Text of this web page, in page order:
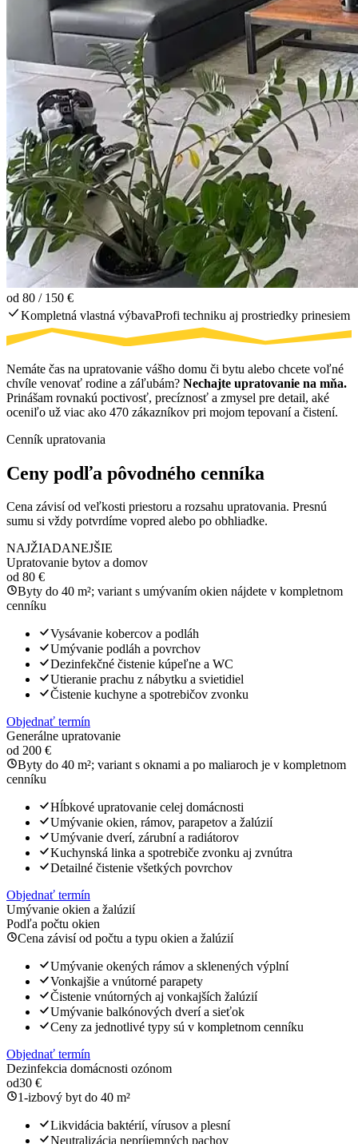
od 80 / 150 €
Kompletná vlastná výbavaProfi techniku aj prostriedky prinesiem
Nemáte čas na upratovanie vášho domu či bytu alebo chcete voľné
chvíle venovať rodine a záľubám? Nechajte upratovanie na mňa.
Prinášam rovnakú poctivosť, precíznosť a zmysel pre detail, aké
oceniľo už viac ako 470 zákazníkov pri mojom tepovaní a čistení.
Cenník upratovania
Ceny podľa pôvodného cenníka
Cena závisí od veľkosti priestoru a rozsahu upratovania. Presnú
sumu si vždy potvrdíme vopred alebo po obhliadke.
NAJŽIADANEJŠIE
Upratovanie bytov a domov
od 80 €
Byty do 40 m²; variant s umývaním okien nájdete v kompletnom
cenníku
Vysávanie kobercov a podláh
Umývanie podláh a povrchov
Dezinfekčné čistenie kúpeľne a WC
Utieranie prachu z nábytku a svietidiel
Čistenie kuchyne a spotrebičov zvonku
Objednať termín
Generálne upratovanie
od 200 €
Byty do 40 m²; variant s oknami a po maliaroch je v kompletnom
cenníku
Hĺbkové upratovanie celej domácnosti
Umývanie okien, rámov, parapetov a žalúzií
Umývanie dverí, zárubní a radiátorov
Kuchynská linka a spotrebiče zvonku aj zvnútra
Detailné čistenie všetkých povrchov
Objednať termín
Umývanie okien a žalúzií
Podľa počtu okien
Cena závisí od počtu a typu okien a žalúzií
Umývanie okených rámov a sklenených výplní
Vonkajšie a vnútorné parapety
Čistenie vnútorných aj vonkajších žalúzií
Umývanie balkónových dverí a sieťok
Ceny za jednotlivé typy sú v kompletnom cenníku
Objednať termín
Dezinfekcia domácnosti ozónom
od30 €
1-izbový byt do 40 m²
Likvidácia baktérií, vírusov a plesní
Neutralizácia nepríjemných pachov